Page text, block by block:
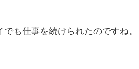
も仕事を続けられたのですね。